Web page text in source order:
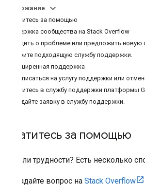
Содержание
Обратитесь за помощью
Поддержка сообщества на Stack Overflow
Сообщить о проблеме или предложить новую
Выберите подходящую службу поддержки.
Расширенная поддержка
Подписаться на услугу поддержки или
Обратитесь в службу поддержки платформы
Создайте заявку в службу поддержки.
Обратитесь за помощью
Возникли трудности? Есть
Задайте вопрос на Stack Overflow